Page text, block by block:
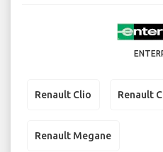
Renault Clio Renault
Renault Megane